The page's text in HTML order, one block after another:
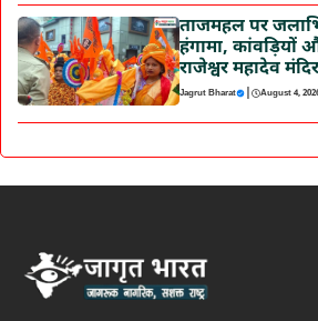
ताजमहल पर
हंगामा, कांवड़ियों
राजेश्वर महादेव
Jagrut Bharat | August 4,